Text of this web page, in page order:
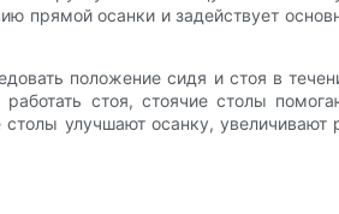
прямой осанки и задействует
положение сидя и стоя в
стоя, стоячие столы
улучшают осанку, увеличивают